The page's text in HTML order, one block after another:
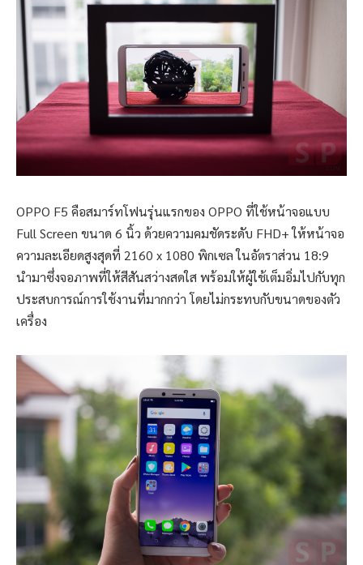
OPPO F5 คือสมาร์ทโฟนรุ่นแรกของ OPPO ที่ใช้หน้าจอแบบ
Full Screen ขนาด 6 นิ้ว ด้วยความคมชัดระดับ FHD+ ให้หน้าจอ
ความละเอียดสูงสุดที่ 2160 x 1080 พิกเซล ในอัตราส่วน 18:9
นำมาซึ่งจอภาพที่ให้สีสันสว่างสดใส พร้อมให้ผู้ใช้เต็มอิ่มไปกับทุก
ประสบการณ์การใช้งานที่มากกว่า โดยไม่กระทบกับขนาดของตัว
เครื่อง